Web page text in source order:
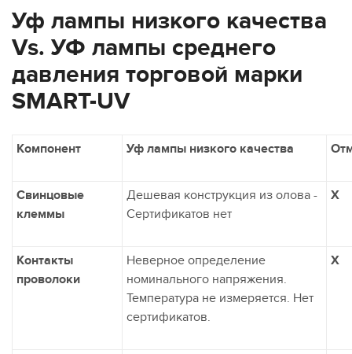
Уф лампы низкого качества
Vs. УФ лампы среднего
давления торговой марки
SMART-UV
Компонент Уф лампы низкого качества
Свинцовые
клеммы
Дешевая конструкция из олова -
Сертификатов нет
X
Контакты
проволоки
Неверное определение
номинального напряжения.
Температура не измеряется. Нет
сертификатов.
X